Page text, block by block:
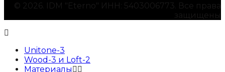
© 2026. IDM "Eterno" ИНН: 5403006773. Все права
защищены
Unitone-3
Wood-3 и Loft-2
Материалы